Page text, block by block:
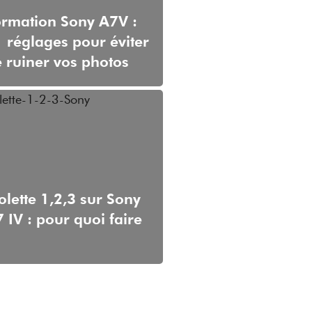
Sony A7V :
réglages pour éviter
ruiner vos photos
1,2,3 sur Sony
IV : pour quoi faire